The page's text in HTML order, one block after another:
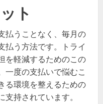
ト
払うことなく、毎月の
払う方法です。トライ
を軽減するためのこの
一度の支払いで悩むこ
る環境を整えるための
持されています。